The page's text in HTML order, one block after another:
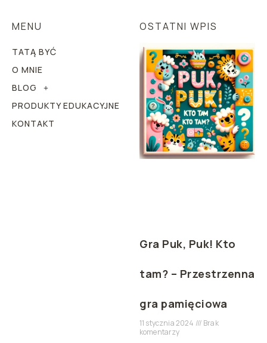
MENU
TATĄ BYĆ
O MNIE
BLOG
PRODUKTY EDUKACYJNE
KONTAKT
OSTATNI WPIS
Gra Puk, Puk! Kto
tam? – Przestrzenna
gra pamięciowa
11 stycznia 2024
Brak
komentarzy